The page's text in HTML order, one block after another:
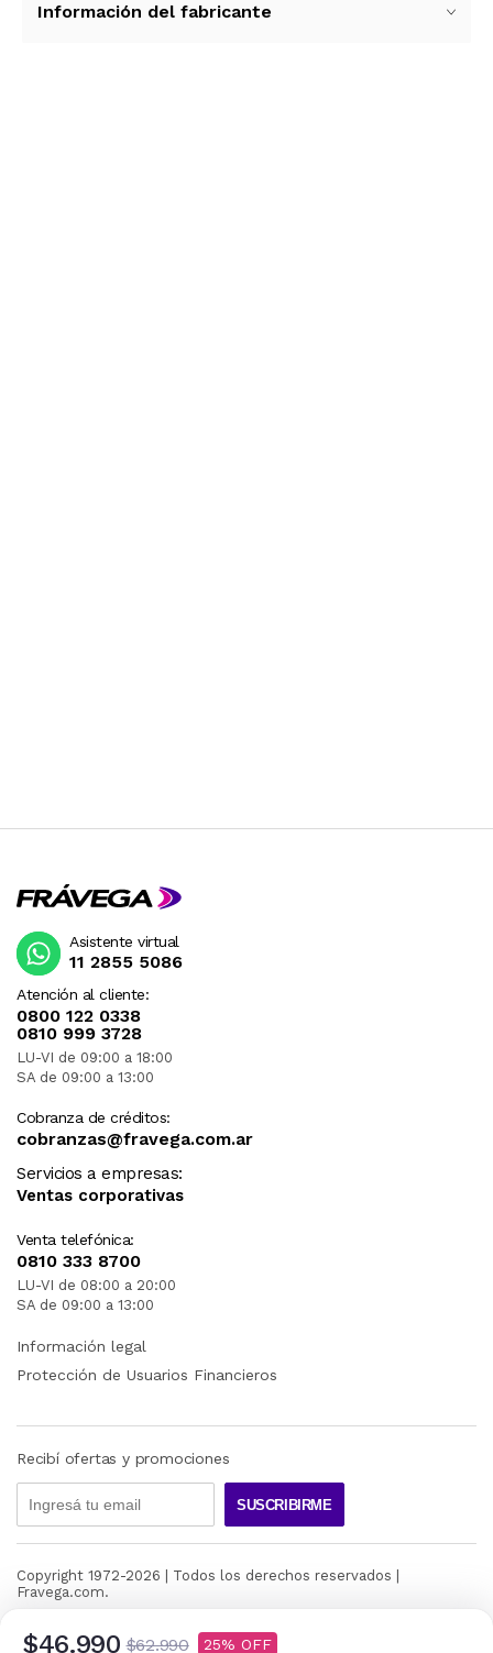
$46.990 $62.990 25
Información del fabricante
Atención al cliente:
0800 122 0338
0810 999 3728
LU-VI de 09:00 a 18:00
SA de 09:00 a 13:00
Cobranza de créditos:
cobranzas@fravega.com.ar
Servicios a empresas:
Ventas corporativas
Venta telefónica:
0810 333 8700
LU-VI de 08:00 a 20:00
SA de 09:00 a 13:00
Asistente virtual
11 2855 5086
Información legal
Protección de Usuarios Financieros
Recibí ofertas y promociones
SUSCRIBIRME
Copyright 1972-2026 | Todos los derechos reservados |
Fravega.com.